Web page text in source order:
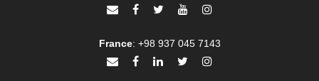
France: +98 937 045 7143